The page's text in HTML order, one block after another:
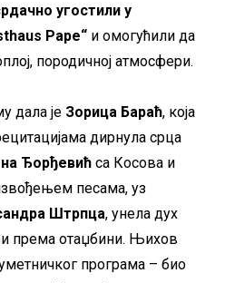
угостили у
Pape“ и омогућили да
породичној атмосфери.
дала је Зорица Бараћ, која
дирнула срца
Ђорђевић са Косова и
песама, уз
Штрпца, унела дух
према отаџбини. Њихов
програма – био